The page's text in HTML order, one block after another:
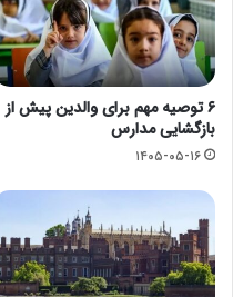
۶ توصیه مهم برای والدین پیش از
بازگشایی مدارس
۱۴۰۵-۰۵-۱۶